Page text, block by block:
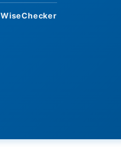
WiseChecker